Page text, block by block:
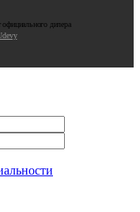
дилepa